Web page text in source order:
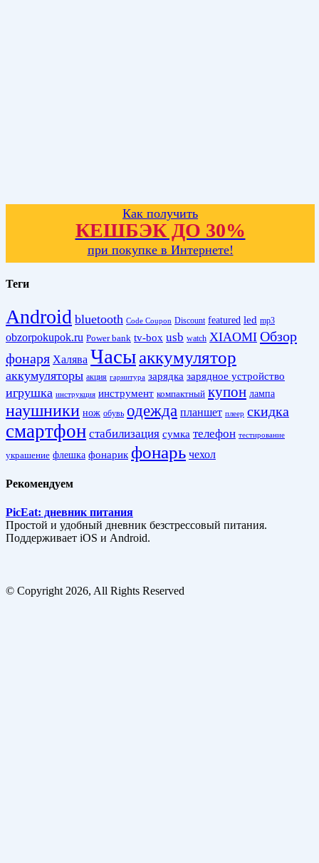
Как получить
КЕШБЭК ДО 30%
при покупке в Интернете!
Теги
Android bluetooth Code Coupon Discount featured led mp3
obzorpokupok.ru Power bank tv-box usb watch XIAOMI Обзор
фонаря Халява Часыаккумулятор
аккумуляторы акция гарнитура зарядка зарядное устройство
игрушка инструкция инструмент компактный купон лампа
наушники нож обувь одежда планшет плеер скидка
смартфон стабилизация сумка телефон тестирование
украшение флешка фонарик фонарь чехол
Рекомендуем
PicEat: дневник питания
Простой и удобный дневник безстрессовый питания.
Поддерживает iOS и Android.
© Copyright 2026, All Rights Reserved